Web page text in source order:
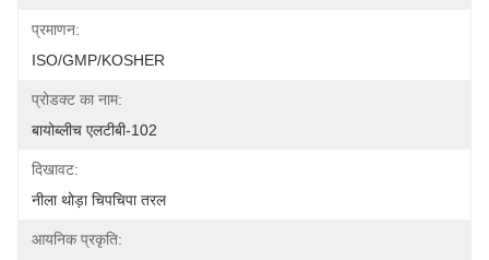
प्रमाणन:
ISO/GMP/KOSHER
प्रोडक्ट का नाम:
बायोब्लीच एलटीबी-102
दिखावट:
नीला थोड़ा चिपचिपा तरल
आयनिक प्रकृति: